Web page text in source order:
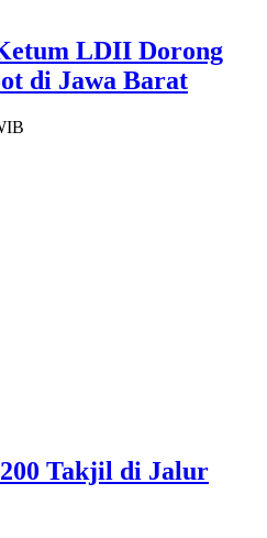
LDII Dorong
di Jawa Barat
Takjil di Jalur